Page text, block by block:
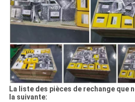
La liste des pièces de rechange que
la suivante: